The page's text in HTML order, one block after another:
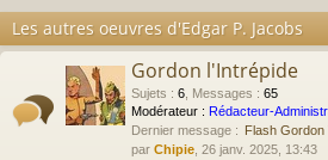
Les autres oeuvres d'Edgar P. Jacobs
Gordon l'Intrépide
Sujets : 6 Messages : 65
Modérateur : Rédacteur-
Dernier message : Flash Gordon
par Chipie , 26 janv. 2025, 13:43